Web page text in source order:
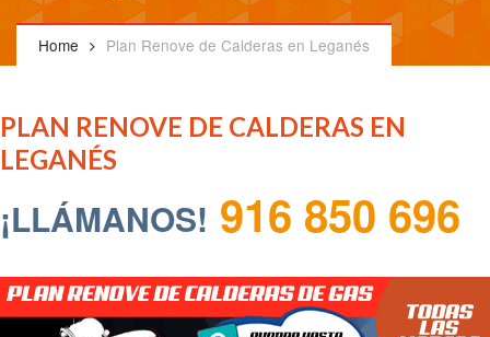
Home Plan Renove de Calderas en Leganés
PLAN RENOVE DE CALDERAS EN
LEGANÉS
¡LLÁMANOS! 916 850 696